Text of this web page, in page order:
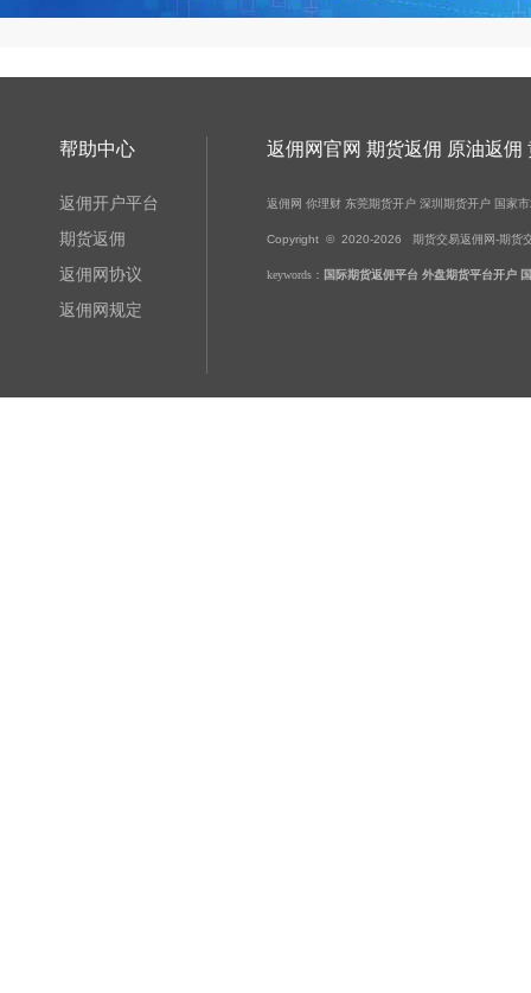
帮助中心
返佣开户平台
期货返佣
返佣网协议
返佣网规定
返佣网官网 期货返佣 原油返
返佣网 你理财 东莞期货开户 深圳期货开户 国家
Copyright © 2020-2026 期货交易返佣网-期货
keywords： 国际期货返佣平台 外盘期货平台开户